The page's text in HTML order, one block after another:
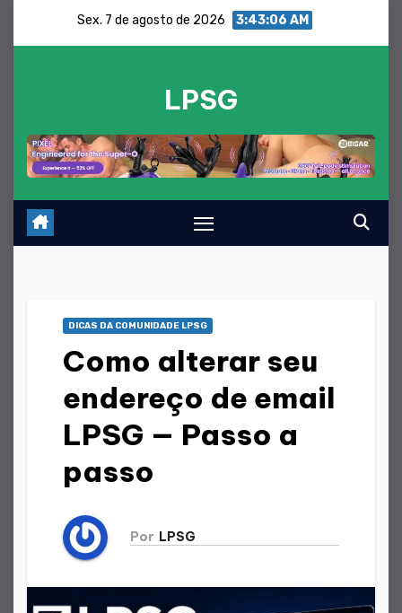
Sex. 7 de agosto de 2026 3:43:07 AM
LPSG
DICAS DA COMUNIDADE LPSG
Como alterar seu
endereço de email
LPSG — Passo a
passo
Por LPSG